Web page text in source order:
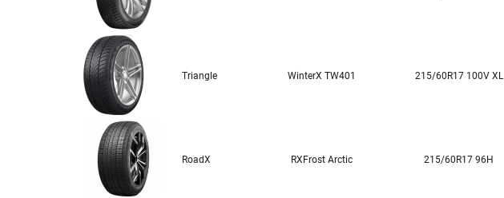
Triangle WinterX TW401 215/60R17 100V XL
RoadX RXFrost Arctic 215/60R17 96H